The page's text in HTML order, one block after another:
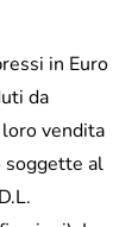
in Euro
da
vendita
soggette al